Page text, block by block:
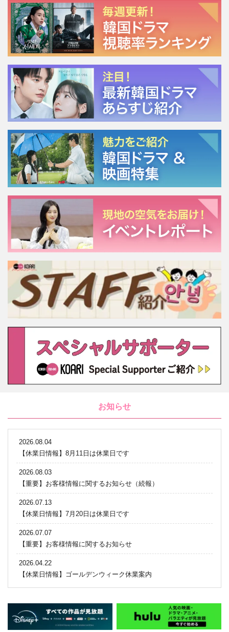
お知らせ
2026.08.04
【休業日情報】8月11日は休業日です
2026.08.03
【重要】お客様情報に関するお知らせ（続報）
2026.07.13
【休業日情報】7月20日は休業日です
2026.07.07
【重要】お客様情報に関するお知らせ
2026.04.22
【休業日情報】ゴールデンウィーク休業案内